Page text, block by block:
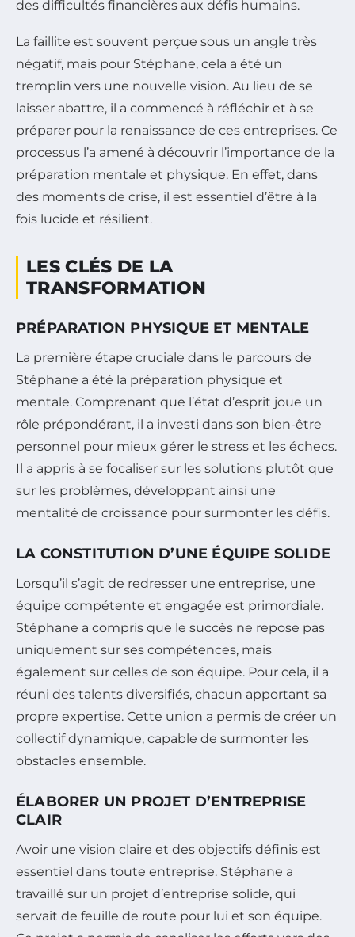
des difficultés financières aux défis humains.
La faillite est souvent perçue sous un angle très
négatif, mais pour Stéphane, cela a été un
tremplin vers une nouvelle vision. Au lieu de se
laisser abattre, il a commencé à réfléchir et à se
préparer pour la renaissance de ces entreprises. Ce
processus l’a amené à découvrir l’importance de la
préparation mentale et physique. En effet, dans
des moments de crise, il est essentiel d’être à la
fois lucide et résilient.
LES CLÉS DE LA
TRANSFORMATION
PRÉPARATION PHYSIQUE ET MENTALE
La première étape cruciale dans le parcours de
Stéphane a été la préparation physique et
mentale. Comprenant que l’état d’esprit joue un
rôle prépondérant, il a investi dans son bien-être
personnel pour mieux gérer le stress et les échecs.
Il a appris à se focaliser sur les solutions plutôt que
sur les problèmes, développant ainsi une
mentalité de croissance pour surmonter les défis.
LA CONSTITUTION D’UNE ÉQUIPE SOLIDE
Lorsqu’il s’agit de redresser une entreprise, une
équipe compétente et engagée est primordiale.
Stéphane a compris que le succès ne repose pas
uniquement sur ses compétences, mais
également sur celles de son équipe. Pour cela, il a
réuni des talents diversifiés, chacun apportant sa
propre expertise. Cette union a permis de créer un
collectif dynamique, capable de surmonter les
obstacles ensemble.
ÉLABORER UN PROJET D’ENTREPRISE
CLAIR
Avoir une vision claire et des objectifs définis est
essentiel dans toute entreprise. Stéphane a
travaillé sur un projet d’entreprise solide, qui
servait de feuille de route pour lui et son équipe.